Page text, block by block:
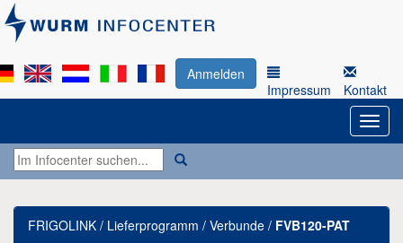
Anmelden
Impressum
Kontakt
FRIGOLINK / Lieferprogramm / Verbunde / FVB120-PAT